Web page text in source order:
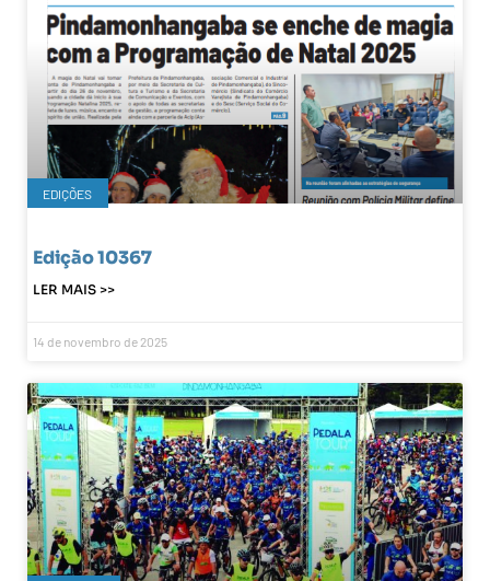
EDIÇÕES
Edição 10367
LER MAIS >>
14 de novembro de 2025